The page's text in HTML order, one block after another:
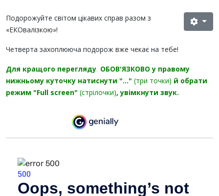
Подорожуйте світом цікавих справ разом з
«ЕКОвалізкою»!
Четверта захоплююча подорож вже чекає на тебе!
Для кращого перегляду ОБОВ'ЯЗКОВО у правому
нижньому куточку натиснути "..." (три точки) й обрати
режим "Full screen" (стрілочки), увімкнути звук.